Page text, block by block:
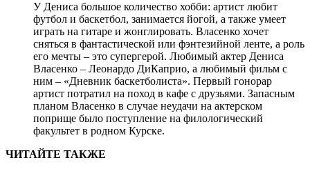
У Дениса большое количество хобби: артист любит
футбол и баскетбол, занимается йогой, а также умеет
играть на гитаре и жонглировать. Власенко хочет
сняться в фантастической или фэнтезийной ленте, а роль
его мечты – это супергерой. Любимый актер Дениса
Власенко – Леонардо ДиКаприо, а любимый фильм с
ним – «Дневник баскетболиста». Первый гонорар
артист потратил на поход в кафе с друзьями. Запасным
планом Власенко в случае неудачи на актерском
поприще было поступление на филологический
факультет в родном Курске.
ЧИТАЙТЕ ТАКЖЕ